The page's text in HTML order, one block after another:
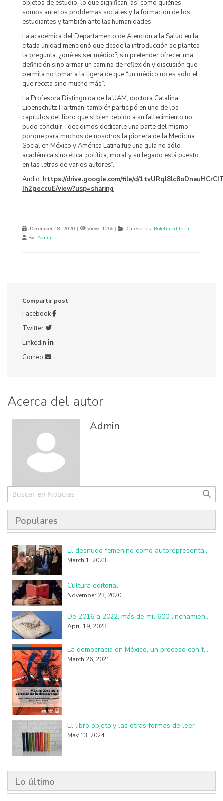
objetos de estudio, lo que significan, así como quiénes
somos ante los problemas sociales y la formación de los
estudiantes y también ante las humanidades”.
La académica del Departamento de Atención a la Salud en la
citada unidad mencionó que desde la introducción se plantea
la pregunta: ¿qué es ser médico?, sin pretender ofrecer una
definición sino armar un camino de reflexión y discusión que
permita no tomar a la ligera de que “un médico no es sólo el
que receta sino mucho más”.
La Profesora Distinguida de la UAM, doctora Catalina
Eibenschutz Hartman, también participó en uno de los
capítulos del libro que si bien debido a su fallecimiento no
pudo concluir, “decidimos dedicarle una parte del mismo
porque para muchos de nosotros la pionera de la Medicina
Social en México y América Latina fue una guía no sólo
académica sino ética, política, moral y su legado está puesto
en las letras de varios autores”.
Audio: https://drive.google.com/file/d/
Ih2geccuE/view?usp=sharing
December 18, 2020 | View: 1056 | Categories: Boletín editorial |
By: Admin
Compartir post
Facebook
Twitter
Linkedin
Correo
Acerca del autor
Admin
Populares
El desnudo femenino como autorepresentación resulta perturbador y subversivo
March 1, 2023
Cultura editorial
November 23, 2020
De 2016 a 2022, más de mil 600 linchamientos en México: investigadores de la UAM
April 19, 2023
La democracia en México, un proceso con fallas, imperfecciones y seudo practicantes
March 26, 2021
El libro objeto y las otras formas de leer
May 13, 2024
Lo último